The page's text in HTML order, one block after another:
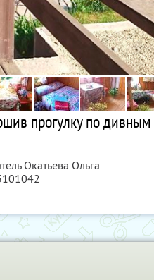
прогулку по дивным
Окатьева Ольга